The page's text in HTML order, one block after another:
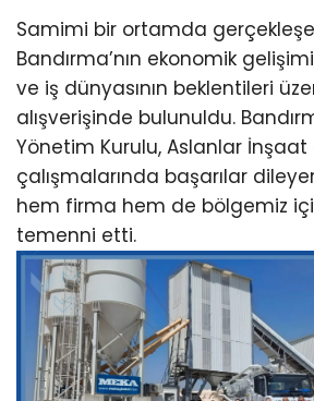
Samimi bir ortamda
Bandırma’nın ekonomik
ve iş dünyasının beklentileri
alışverişinde bulunuldu.
Yönetim Kurulu, Aslanlar İnşaat
çalışmalarında başarılar
hem firma hem de bölgemiz için
temenni etti.